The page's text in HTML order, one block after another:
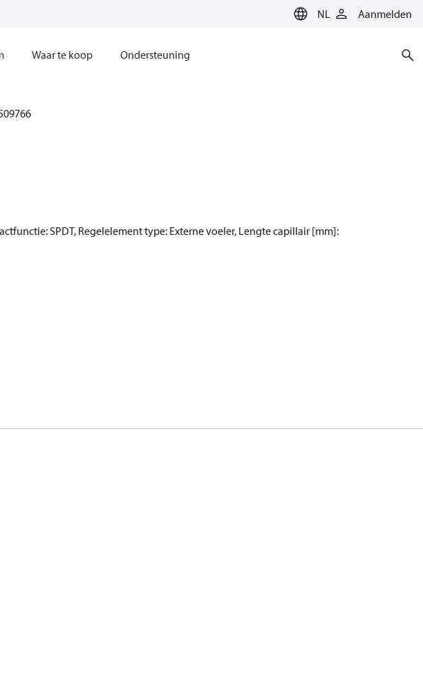
NL Aanmelden
Waar te koop Ondersteuning
SPDT, Regelelement type: Externe voeler, Lengte capillair [mm]: